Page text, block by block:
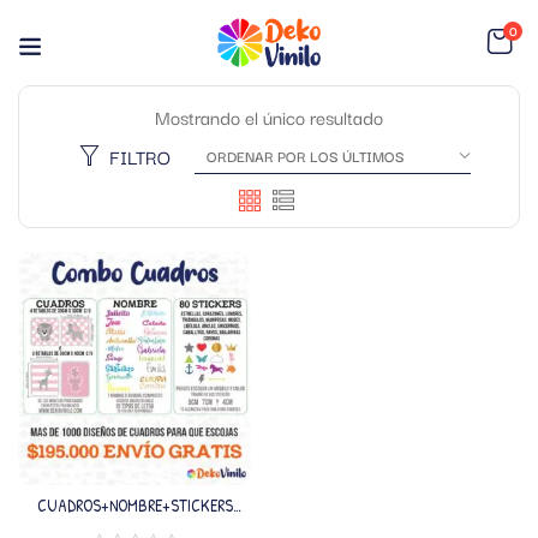
0
Mostrando el único resultado
FILTRO
CUADROS+NOMBRE+STICKERS